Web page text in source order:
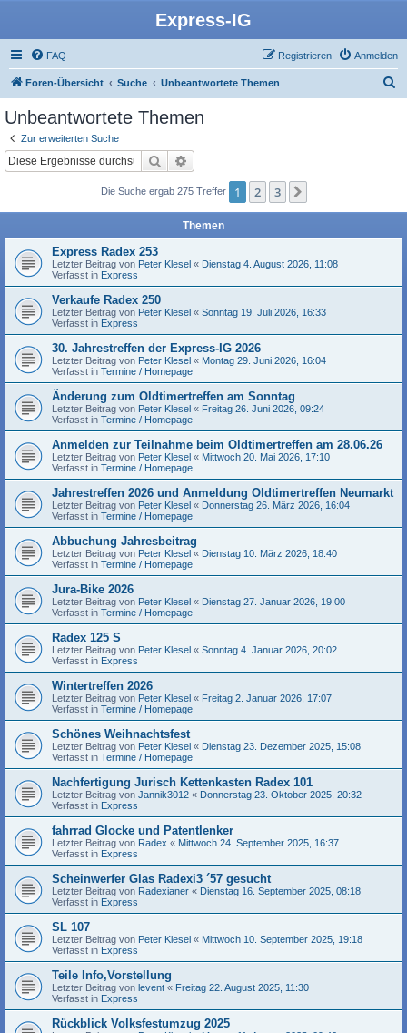
Express-IG
FAQ Anmelden
Registrieren
Foren-Übersicht Suche Unbeantwortete Themen
Unbeantwortete Themen
Zur erweiterten Suche
Suche
Die Suche ergab 275 Treffer 1 2 3
Themen
Express Radex 253
Letzter Beitrag von Peter Klesel « Dienstag 4. August 2026, 11:08
Verfasst in Express
Verkaufe Radex 250
Letzter Beitrag von Peter Klesel « Sonntag 19. Juli 2026, 16:33
Verfasst in Express
30. Jahrestreffen der Express-IG 2026
Letzter Beitrag von Peter Klesel « Montag 29. Juni 2026, 16:04
Verfasst in Termine / Homepage
Änderung zum Oldtimertreffen am Sonntag
Letzter Beitrag von Peter Klesel « Freitag 26. Juni 2026, 09:24
Verfasst in Termine / Homepage
Anmelden zur Teilnahme beim Oldtimertreffen am 28.06.26
Letzter Beitrag von Peter Klesel « Mittwoch 20. Mai 2026, 17:10
Verfasst in Termine / Homepage
Jahrestreffen 2026 und Anmeldung Oldtimertreffen Neumarkt
Letzter Beitrag von Peter Klesel « Donnerstag 26. März 2026, 16:04
Verfasst in Termine / Homepage
Abbuchung Jahresbeitrag
Letzter Beitrag von Peter Klesel « Dienstag 10. März 2026, 18:40
Verfasst in Termine / Homepage
Jura-Bike 2026
Letzter Beitrag von Peter Klesel « Dienstag 27. Januar 2026, 19:00
Verfasst in Termine / Homepage
Radex 125 S
Letzter Beitrag von Peter Klesel « Sonntag 4. Januar 2026, 20:02
Verfasst in Express
Wintertreffen 2026
Letzter Beitrag von Peter Klesel « Freitag 2. Januar 2026, 17:07
Verfasst in Termine / Homepage
Schönes Weihnachtsfest
Letzter Beitrag von Peter Klesel « Dienstag 23. Dezember 2025, 15:08
Verfasst in Termine / Homepage
Nachfertigung Jurisch Kettenkasten Radex 101
Letzter Beitrag von Jannik3012 « Donnerstag 23. Oktober 2025, 20:32
Verfasst in Express
fahrrad Glocke und Patentlenker
Letzter Beitrag von Radex « Mittwoch 24. September 2025, 16:37
Verfasst in Express
Scheinwerfer Glas Radexi3 ´57 gesucht
Letzter Beitrag von Radexianer « Dienstag 16. September 2025, 08:18
Verfasst in Express
SL 107
Letzter Beitrag von Peter Klesel « Mittwoch 10. September 2025, 19:18
Verfasst in Express
Teile Info,Vorstellung
Letzter Beitrag von levent « Freitag 22. August 2025, 11:30
Verfasst in Express
Rückblick Volksfestumzug 2025